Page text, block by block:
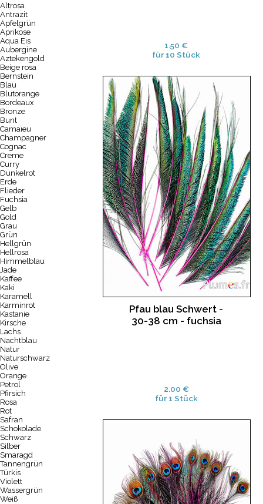
Altrosa
Antrazit
Apfelgrün
Aprikose
Aqua Eis
Aubergine
Aztekengold
Beige rosa
Bernstein
Blau
Blutorange
Bordeaux
Bronze
Bunt
Camaïeu
Champagner
Cognac
Creme
Curry
Dunkelrot
Erde
Flieder
Fuchsia
Gelb
Gold
Grau
Grün
Hellgrün
Hellrosa
Himmelblau
Jade
Kaffee
Kaki
Karamell
Karminrot
Kastanie
Kirsche
Lachs
Nachtblau
Natur
Naturschwarz
Olive
Orange
Petrol
Pfirsich
Rosa
Rot
Safran
Schokolade
Schwarz
Silber
Smaragd
Tannengrün
Türkis
Violett
Wassergrün
Weiß
1.50 €
für 10 Stück
Pfau blau Schwert -
30-38 cm - fuchsia
2.00 €
für 1 Stück